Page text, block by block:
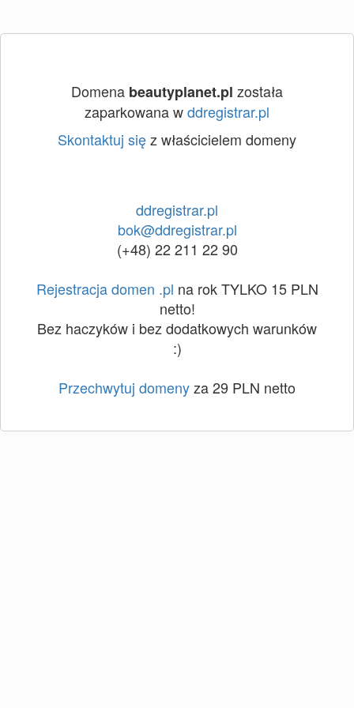
Domena beautyplanet.pl została
zaparkowana wddregistrar.pl
Skontaktuj sięz właścicielem domeny
ddregistrar.pl
bok@ddregistrar.pl
(+48) 22 211 22 90
Rejestracja domen .pl na rok TYLKO 15 PLN
netto!
Bez haczyków i bez dodatkowych warunków
:)
Przechwytuj domenyza 29 PLN netto